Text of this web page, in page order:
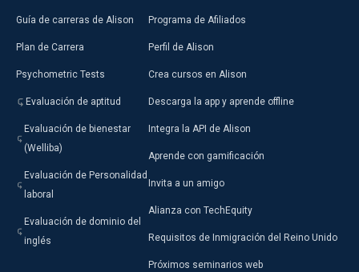
Guía de carreras de Alison
Plan de Carrera
Psychometric Tests
Evaluación de aptitud
Evaluación de bienestar
(Welliba)
Evaluación de Personalidad
laboral
Evaluación de dominio del
inglés
Programa de Afiliados
Perfil de Alison
Crea cursos en Alison
Descarga la app y aprende offline
Integra la API de Alison
Aprende con gamificación
Invita a un amigo
Alianza con TechEquity
Requisitos de Inmigración del Reino Unido
Próximos seminarios web